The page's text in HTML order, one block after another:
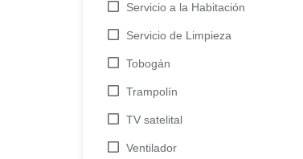
Servicio a la Habitación
Servicio de Limpieza
Tobogán
Trampolín
TV satelital
Ventilador